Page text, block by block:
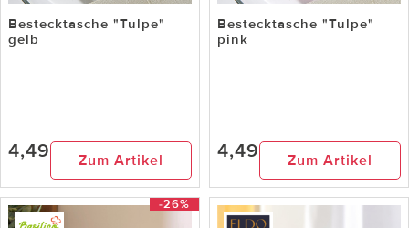
Bestecktasche "Tulpe"
gelb
4,49 Zum Artikel
Bestecktasche "Tulpe"
pink
4,49 Zum Artikel
-26%